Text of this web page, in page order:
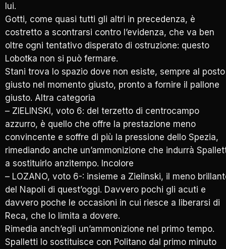
lui.
Gotti, come quasi tutti gli altri in precedenza, è
costretto a scontrarsi contro l’evidenza, che va ben
oltre ogni tentativo disperato di ostruzione: questo
Lobotka non si può fermare.
Stani trova lo spazio dove non esiste, sempre al posto
giusto nel momento giusto, pronto a fornire il pallone
giusto. Altra categoria
– ZIELINSKI, voto 6: del terzetto di centrocampo
azzurro, è quello che offre la prestazione meno
convincente e soffre di più la pressione dello Spezia,
rimediando anche un’ammonizione che indurrà
a sostituirlo anzitempo. Incolore
– LOZANO, voto 6-: insieme a Zielinski, il meno
del Napoli di quest’oggi. Davvero pochi gli acuti e
davvero poche le occasioni in cui riesce a liberarsi di
Reca, che lo limita a dovere.
Rimedia anch’egli un’ammonizione nel primo tempo.
Spalletti lo sostituisce con Politano dal primo minuto